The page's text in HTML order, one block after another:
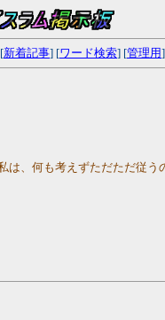
新着記事] [ワード検索] [管理用]
、何も考えずただただ従う